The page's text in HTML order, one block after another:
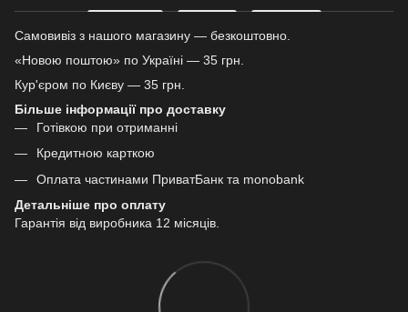
Самовивіз з нашого магазину — безкоштовно.
«Новою поштою» по Україні — 35 грн.
Кур'єром по Києву — 35 грн.
Більше інформації про доставку
Готівкою при отриманні
Кредитною карткою
Оплата частинами ПриватБанк та monobank
Детальніше про оплату
Гарантія від виробника 12 місяців.